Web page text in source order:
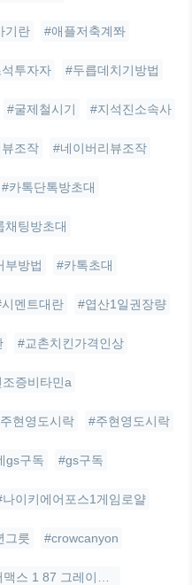
기란 #애플저축계쫘
투자자 #두릅데치기방법
#굴제철시기 #지석진소속사
조작 #네이버리뷰조작
#카톡단톡방초대
채팅방초대
부방법 #카톡초대
멘트대란 #엽산1일권장량
#교촌치킨가격인상
증비타민a
현영도시락 #주현영도시락
gs구독 #gs구독
나이키에어포스1게임로얄
그릇 #crowcanyon